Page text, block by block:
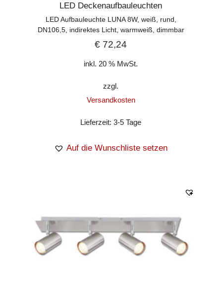
LED Deckenaufbauleuchten
LED Aufbauleuchte LUNA 8W, weiß, rund,
DN106,5, indirektes Licht, warmweiß, dimmbar
€ 72,24
inkl. 20 % MwSt.
zzgl.
Versandkosten
Lieferzeit:3-5 Tage
Auf die Wunschliste setzen